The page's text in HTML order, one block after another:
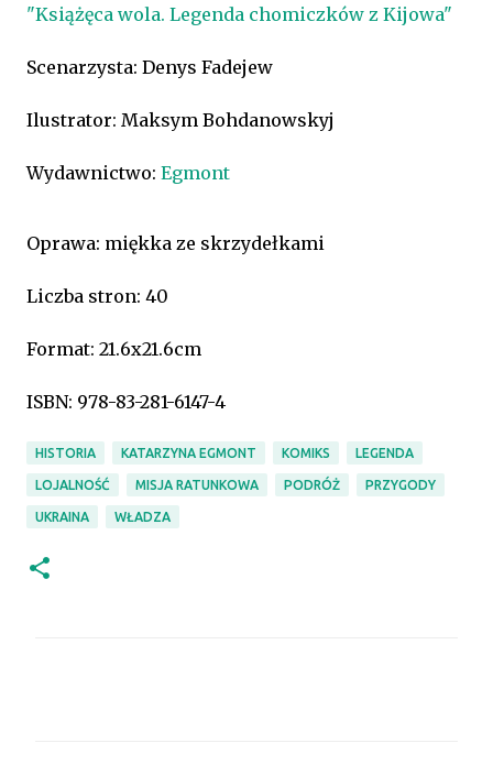
"Książęca wola. Legenda chomiczków z Kijowa"
Scenarzysta: Denys Fadejew
Ilustrator: Maksym Bohdanowskyj
Wydawnictwo: Egmont
Oprawa: miękka ze skrzydełkami
Liczba stron: 40
Format: 21.6x21.6cm
ISBN: 978-83-281-6147-4
HISTORIA KATARZYNA EGMONT KOMIKS LEGENDA
LOJALNOŚĆ MISJA RATUNKOWA PODRÓŻ PRZYGODY
UKRAINA WŁADZA